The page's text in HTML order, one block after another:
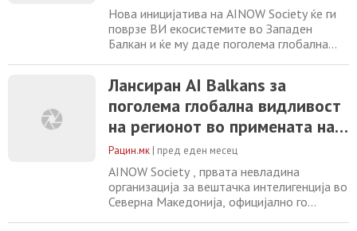
Нова иницијатива на AINOW Society ќе ги
поврзе ВИ екосистемите во Западен
Балкан и ќе му даде поголема глобална
вештачка интелигенција во Северна
Македонија, официјално го лансираше AI
Balkans – првиот регионален ВИ хаб
посветен на вештачката интелигенција во
Западен Балкан. Оваа
Лансиран AI Balkans за
поголема глобална видливост
на регионот во примената на
вештачката интелигенција
Рацин.мк | пред еден месец
AINOW Society , првата невладина
организација за вештачка интелигенција во
Северна Македонија, официјално го